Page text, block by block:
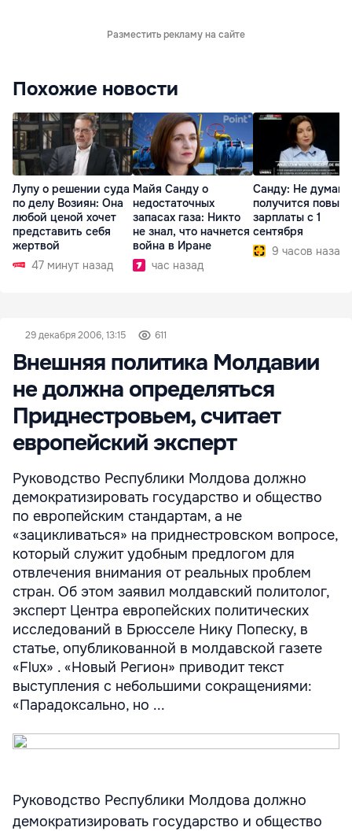
Разместить рекламу на сайте
Похожие новости
Лупу о решении суда
по делу Возиян: Она
любой ценой хочет
представить себя
жертвой
47 минут назад
Майя Санду о
недостаточных
запасах газа: Никто
не знал, что начнется
война в Иране
час назад
Санду: Не думаю,
получится
зарплаты с 1
сентября
9 часов назад
29 декабря 2006, 13:15 611
Внешняя политика Молдавии
не должна определяться
Приднестровьем, считает
европейский эксперт
Руководство Республики Молдова должно
демократизировать государство и общество
по европейским стандартам, а не
«зацикливаться» на приднестровском вопросе,
который служит удобным предлогом для
отвлечения внимания от реальных проблем
стран. Об этом заявил молдавский политолог,
эксперт Центра европейских политических
исследований в Брюсселе Нику Попеску, в
статье, опубликованной в молдавской газете
«Flux» . «Новый Регион» приводит текст
выступления с небольшими сокращениями:
«Парадоксально, но ...
Руководство Республики Молдова должно
демократизировать государство и общество